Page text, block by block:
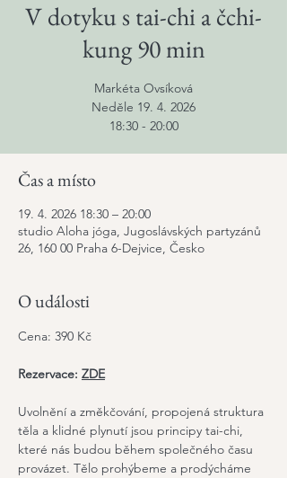
V dotyku s tai-chi a čchi-
kung 90 min
Markéta Ovsíková
Neděle 19. 4. 2026
18:30 - 20:00
Čas a místo
19. 4. 2026 18:30 – 20:00
studio Aloha jóga, Jugoslávských partyzánů
26, 160 00 Praha 6-Dejvice, Česko
O události
Cena: 390 Kč
Rezervace: ZDE
Uvolnění a změkčování, propojená struktura
těla a klidné plynutí jsou principy tai-chi,
které nás budou během společného času
provázet. Tělo prohýbeme a prodýcháme